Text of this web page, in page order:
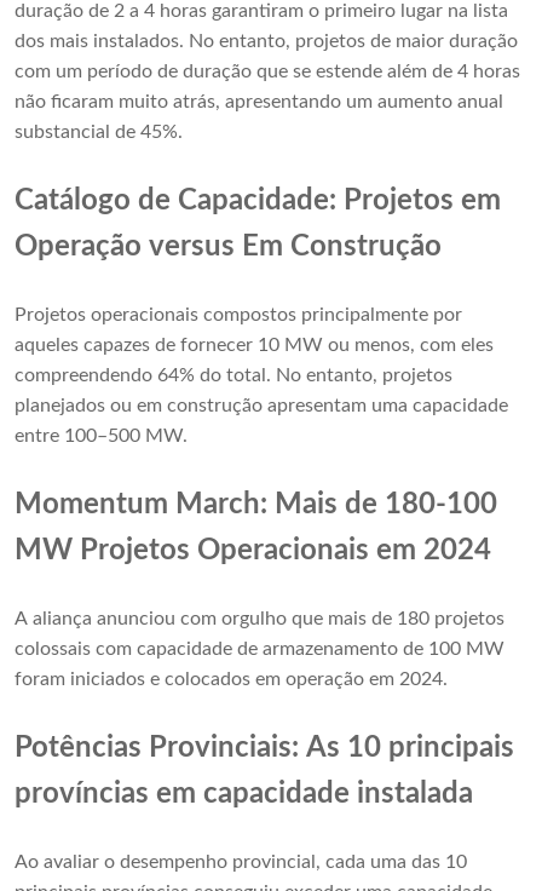
duração de 2 a 4 horas garantiram o primeiro lugar na lista
dos mais instalados. No entanto, projetos de maior duração
com um período de duração que se estende além de 4 horas
não ficaram muito atrás, apresentando um aumento anual
substancial de 45%.
Catálogo de Capacidade: Projetos em
Operação versus Em Construção
Projetos operacionais compostos principalmente por
aqueles capazes de fornecer 10 MW ou menos, com eles
compreendendo 64% do total. No entanto, projetos
planejados ou em construção apresentam uma capacidade
entre 100–500 MW.
Momentum March: Mais de 180-100
MW Projetos Operacionais em 2024
A aliança anunciou com orgulho que mais de 180 projetos
colossais com capacidade de armazenamento de 100 MW
foram iniciados e colocados em operação em 2024.
Potências Provinciais: As 10 principais
províncias em capacidade instalada
Ao avaliar o desempenho provincial, cada uma das 10